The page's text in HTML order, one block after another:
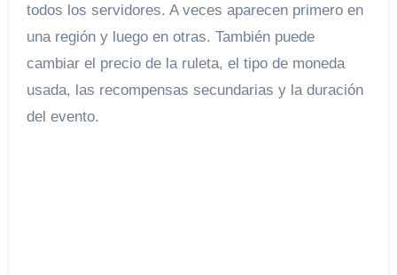
todos los servidores. A veces aparecen primero en
una región y luego en otras. También puede
cambiar el precio de la ruleta, el tipo de moneda
usada, las recompensas secundarias y la duración
del evento.